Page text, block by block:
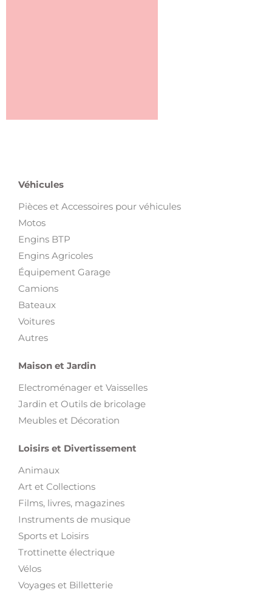
Véhicules
Pièces et Accessoires pour véhicules
Motos
Engins BTP
Engins Agricoles
Équipement Garage
Camions
Bateaux
Voitures
Autres
Maison et Jardin
Electroménager et Vaisselles
Jardin et Outils de bricolage
Meubles et Décoration
Loisirs et Divertissement
Animaux
Art et Collections
Films, livres, magazines
Instruments de musique
Sports et Loisirs
Trottinette électrique
Vélos
Voyages et Billetterie